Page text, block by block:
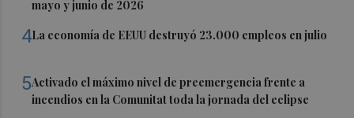
mayo y junio de 2026
4La economía de EEUU destruyó 23.000 empleos en julio
5Activado el máximo nivel de preemergencia frente a
incendios en la Comunitat toda la jornada del eclipse